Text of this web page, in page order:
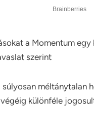
a Momentum
szerint
méltánytalan
különféle